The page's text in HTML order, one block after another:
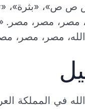
ص ص»، «بثرة»،
مصر، مصر.
مصر، مصر،
في المملكة